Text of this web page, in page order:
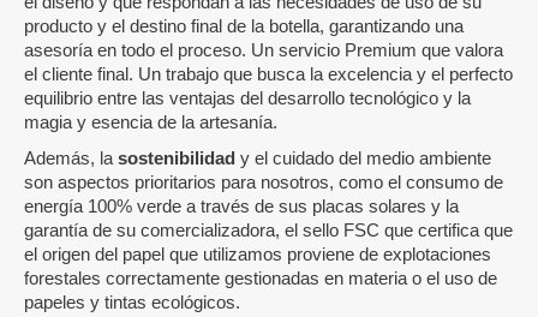
producto y el destino final de la botella, garantizando una
asesoría en todo el proceso. Un servicio Premium que valora
el cliente final. Un trabajo que busca la excelencia y el perfecto
equilibrio entre las ventajas del desarrollo tecnológico y la
magia y esencia de la artesanía.
Además, la sostenibilidad y el cuidado del medio ambiente
son aspectos prioritarios para nosotros, como el consumo de
energía 100% verde a través de sus placas solares y la
garantía de su comercializadora, el sello FSC que certifica que
el origen del papel que utilizamos proviene de explotaciones
forestales correctamente gestionadas en materia o el uso de
papeles y tintas ecológicos.